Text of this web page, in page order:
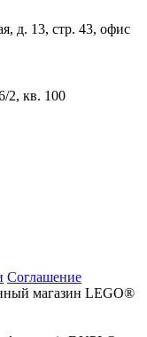
д. 13, стр. 43, офис
2, кв. 100
Соглашение
магазин LEGO®